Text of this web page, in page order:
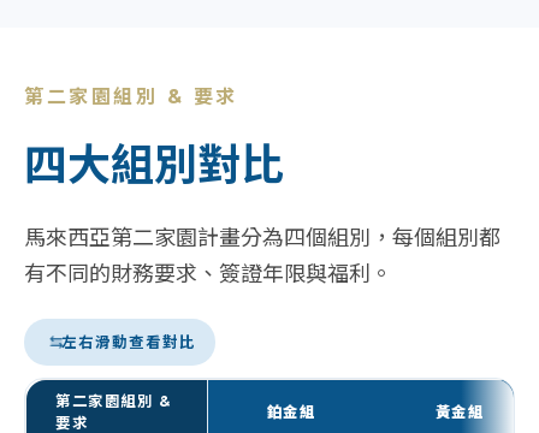
第二家園組別 & 要求
四大組別對比
馬來西亞第二家園計畫分為四個組別，每個組別都
有不同的財務要求、簽證年限與福利。
左右滑動查看對比
第二家園組別 &
要求
鉑金組 黃金組